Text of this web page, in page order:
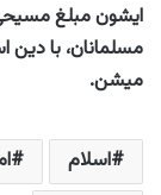
ایشون مبلغ
مسلمانان، با
میشن.
اسلام